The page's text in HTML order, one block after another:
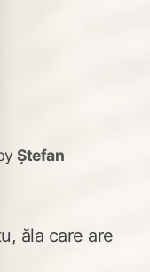
Ștefan
ăla care are